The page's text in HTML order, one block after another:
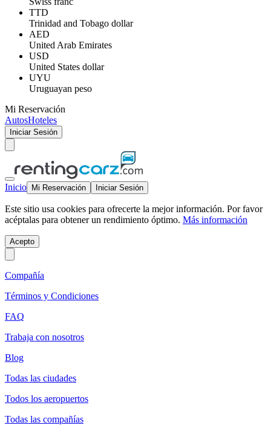
TTD
Trinidad and Tobago dollar
AED
United Arab Emirates
USD
United States dollar
UYU
Uruguayan peso
Mi Reservación
AutosHoteles
Iniciar Sesión
Inicio Mi Reservación Iniciar Sesión
Este sitio usa cookies para ofrecerte la mejor información. Por favor
acéptalas para obtener un rendimiento óptimo. Más información
Acepto
Compañía
Términos y Condiciones
FAQ
Trabaja con nosotros
Blog
Todas las ciudades
Todos los aeropuertos
Todas las compañías